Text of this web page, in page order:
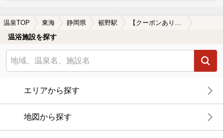
温泉TOP 東海 静岡県 裾野駅 【クーポンあり】絶景が楽しめる裾野駅近くの温泉、日帰り温泉、スーパー銭湯おすすめ
温浴施設を探す
エリアから探す
地図から探す